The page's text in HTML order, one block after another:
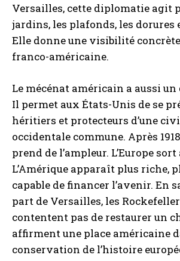
Versailles, cette diplomatie agit
jardins, les plafonds, les dorures
Elle donne une visibilité
franco-américaine.
Le mécénat américain a aussi
Il permet aux États-Unis de se
héritiers et protecteurs d’une
occidentale commune. Après
prend de l’ampleur. L’Europe
L’Amérique apparaît plus riche,
capable de financer l’avenir. En
part de Versailles, les
contentent pas de restaurer un
affirment une place américaine
conservation de l’histoire